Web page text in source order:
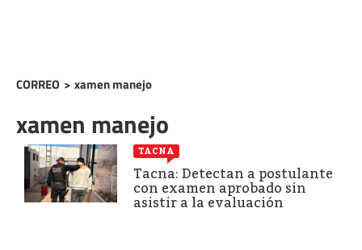
CORREO > xamen manejo
xamen manejo
TACNA
Tacna: Detectan a postulante
con examen aprobado sin
asistir a la evaluación